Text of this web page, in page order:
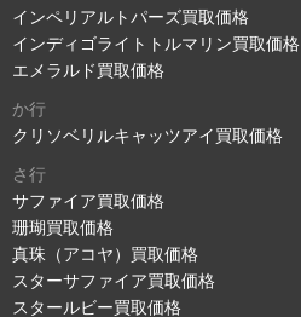
インペリアルトパーズ買取価格
インディゴライトトルマリン買取価格
エメラルド買取価格
か行
クリソベリルキャッツアイ買取価格
さ行
サファイア買取価格
珊瑚買取価格
真珠（アコヤ）買取価格
スターサファイア買取価格
スタールビー買取価格